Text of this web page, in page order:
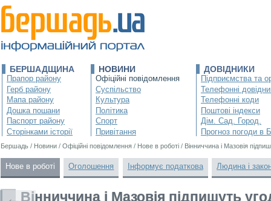
БЕРШАДЩИНА
Прапор району
Герб району
Мапа району
Дошка пошани
Паспорт району
Сторінками історії
НОВИНИ
Офіційні повідомлення
Суспільство
Культура
Політика
Спорт
Привітання
ДОВІДНИКИ
Підприємства та
Телефонні
Телефонні коди
Поштові індекси
Дім. Сад. Город.
Прогноз погоди в
Бершадь / Новини / Офіційні повідомлення / Нове в роботі / Вінниччина і Мазовія
Нове в роботі Оголошення Інформує податкова Людина і
Вінниччина і Мазовія підпишуть